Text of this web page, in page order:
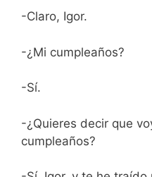
-Claro, Igor.
-¿Mi cumpleaños?
-Sí.
-¿Quieres decir que
cumpleaños?